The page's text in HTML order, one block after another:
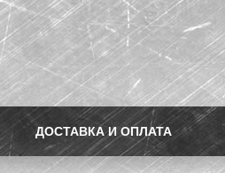
ДОСТАВКА И ОПЛАТА